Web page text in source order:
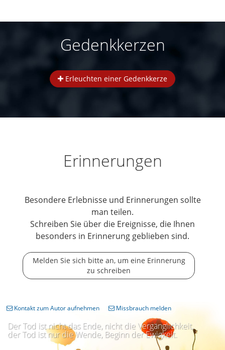
Gedenkkerzen
Erleuchten einer Gedenkkerze
Erinnerungen
Besondere Erlebnisse und Erinnerungen sollte
man teilen.
Schreiben Sie über die Ereignisse, die Ihnen
besonders in Erinnerung geblieben sind.
Melden Sie sich bitte an, um eine Erinnerung
zu schreiben
Der Tod ist nicht das Ende, nicht die Vergänglichkeit,
der Tod ist nur die Wende, Beginn der Ewigkeit.
Kontakt zum Autor aufnehmen Missbrauch melden